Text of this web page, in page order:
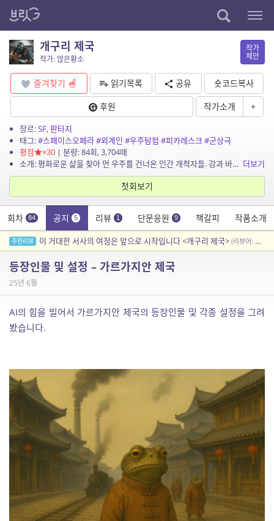
개구리 제국
작가: 앉은황소
작가
제안
즐겨찾기 읽기목록 공유
숏코드복사
후원
작가소개 +
장르:SF,판타지
태그:#스페이스오페라#외계인 #우주탐험 #피카레스크#군상극
평점
×30| 분량: 84회, 3,704매
소개: 평화로운 삶을 찾아 먼 우주를 건너온 인간 개척자들. 강과 바다를 삶의 터전으로 삼은 원시의 개구리 왕국. 증기와 철로 제국을 일으킨 또 다른 개구리 문명. 세 개의 운명이 아름다... 더보기
첫회보기
회차 84 공지 5 리뷰 1 단문응원 9 책갈피 작품소개
추천리뷰 이 거대한 서사의 여정은 앞으로 시작입니다 <개구리 제국> (리뷰어: 소나기내린뒤해나)
등장인물 및 설정 – 가르가지안 제국
25년 6월
AI의 힘을 빌어서 가르가지안 제국의 등장인물 및 각종 설정을 그려
봤습니다.